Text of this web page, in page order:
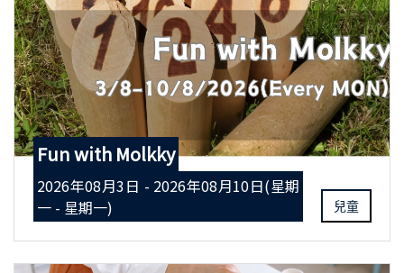
Fun with Molkky
2026年08月3日 - 2026年08月10日(星期
一 - 星期一)
兒童